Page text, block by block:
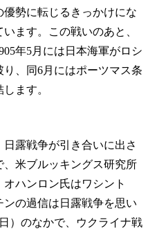
勢に転じるきっかけにな
ます。この戦いのあと、
年5月には日本海軍がロシ
、同6月にはポーツマス条
ます。
露戦争が引き合いに出さ
米ブルッキングス研究所
ハンロン氏はワシント
の過信は日露戦争を思い
）のなかで、ウクライナ戦